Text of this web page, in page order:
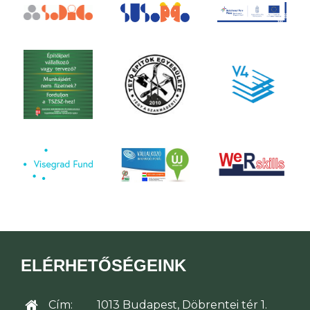
ELÉRHETŐSÉGEINK
Cím: 1013 Budapest, Döbrentei tér 1.